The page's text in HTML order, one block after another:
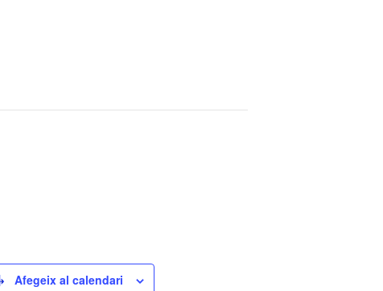
Afegeix al calendari